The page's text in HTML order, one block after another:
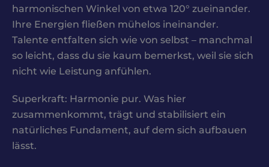
harmonischen Winkel von etwa 120° zueinander.
Ihre Energien fließen mühelos ineinander.
Talente entfalten sich wie von selbst – manchmal
so leicht, dass du sie kaum bemerkst, weil sie sich
nicht wie Leistung anfühlen.
Superkraft: Harmonie pur. Was hier
zusammenkommt, trägt und stabilisiert ein
natürliches Fundament, auf dem sich aufbauen
lässt.